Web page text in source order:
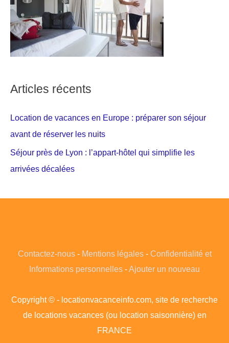
Articles récents
Location de vacances en Europe : préparer son séjour
avant de réserver les nuits
Séjour près de Lyon : l’appart-hôtel qui simplifie les
arrivées décalées
Contactez-nous- Mentions légales- Confidentialité et
Informations personnelles -Ajouter un nouveau
Copyright © - locationvacanceinfo.com, site de recherche
de locations vacances (ou location saisonnière) en
FRANCE